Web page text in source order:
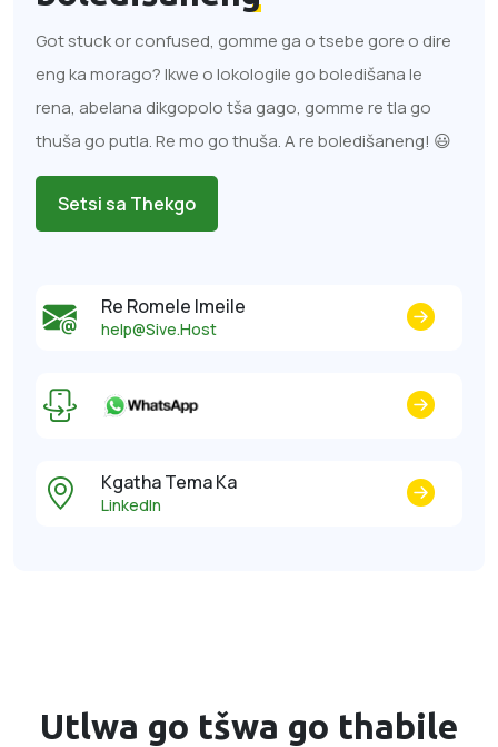
Got stuck or confused, gomme ga o tsebe gore o dire
eng ka morago? Ikwe o lokologile go boledišana le
rena, abelana dikgopolo tša gago, gomme re tla go
thuša go putla. Re mo go thuša. A re boledišaneng! 😃
Setsi sa Thekgo
Re Romele Imeile
help@Sive.Host
Kgatha Tema Ka
LinkedIn
Utlwa go tšwa go thabile